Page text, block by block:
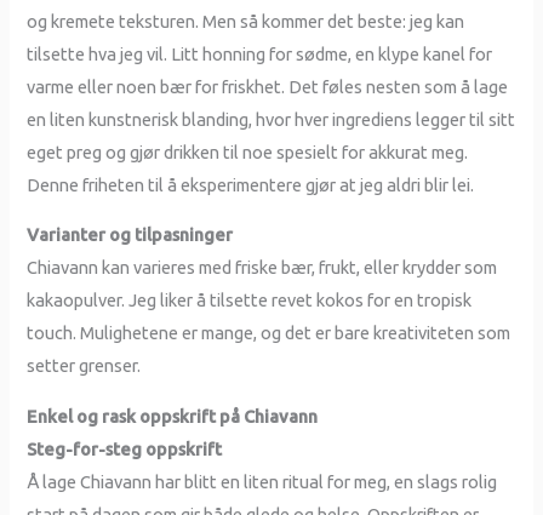
og kremete teksturen. Men så kommer det beste: jeg kan
tilsette hva jeg vil. Litt honning for sødme, en klype kanel for
varme eller noen bær for friskhet. Det føles nesten som å lage
en liten kunstnerisk blanding, hvor hver ingrediens legger til sitt
eget preg og gjør drikken til noe spesielt for akkurat meg.
Denne friheten til å eksperimentere gjør at jeg aldri blir lei.
Varianter og tilpasninger
Chiavann kan varieres med friske bær, frukt, eller krydder som
kakaopulver. Jeg liker å tilsette revet kokos for en tropisk
touch. Mulighetene er mange, og det er bare kreativiteten som
setter grenser.
Enkel og rask oppskrift på Chiavann
Steg-for-steg oppskrift
Å lage Chiavann har blitt en liten ritual for meg, en slags rolig